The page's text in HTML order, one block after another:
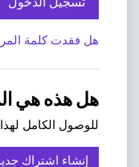
هل فقدت كلمة
هل هذه هي
للوصول الكامل
إنشاء اشتراك